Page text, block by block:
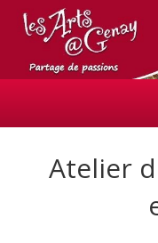
Atelier